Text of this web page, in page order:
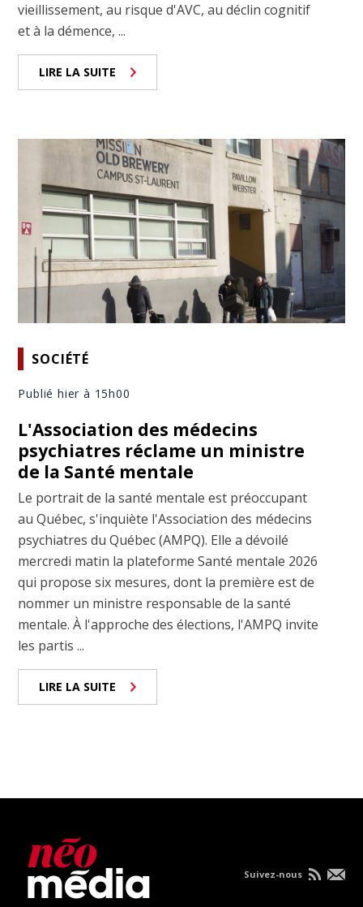
vieillissement, au risque d'AVC, au déclin cognitif
et à la démence, ...
LIRE LA SUITE
SOCIÉTÉ
Publié hier à 15h00
L'Association des médecins
psychiatres réclame un ministre
de la Santé mentale
Le portrait de la santé mentale est préoccupant
au Québec, s'inquiète l'Association des médecins
psychiatres du Québec (AMPQ). Elle a dévoilé
mercredi matin la plateforme Santé mentale 2026
qui propose six mesures, dont la première est de
nommer un ministre responsable de la santé
mentale. À l'approche des élections, l'AMPQ invite
les partis ...
LIRE LA SUITE
Suivez-nous